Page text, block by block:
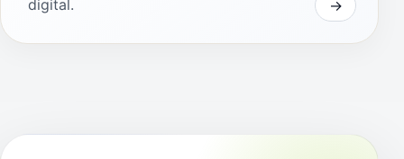
digital.